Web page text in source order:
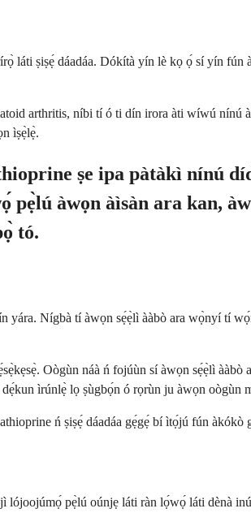
láti ṣiṣẹ́ dáadáa. Dókítà yín lè kọ ọ́ sí yín fún
arthritis, níbi tí ó ti dín irora àti wíwú
ìṣẹ̀lẹ̀.
ṣe ipa pàtàkì nínú
pẹ̀lú àwọn àìsàn ara kan,
tó.
yára. Nígbà tí àwọn sẹ́ẹ̀lì ààbò ara wọ̀nyí tí
Oògùn náà ń fojúùn sí àwọn sẹ́ẹ̀lì
ìrúnlẹ̀ lọ ṣùgbọ́n ó rọrùn ju àwọn oògùn
ń ṣiṣẹ́ dáadáa gẹ́gẹ́ bí ìtọ́jú fún
lójoojúmọ́ pẹ̀lú oúnjẹ láti ràn lọ́wọ́ láti dènà